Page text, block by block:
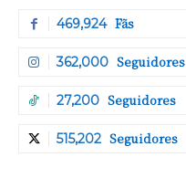
469,924 Fãs
362,000 Seguidores
27,200 Seguidores
515,202 Seguidores